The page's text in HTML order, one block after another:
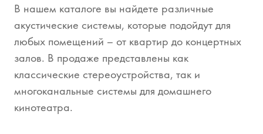
В нашем каталоге вы найдете различные
акустические системы, которые подойдут для
любых помещений – от квартир до концертных
залов. В продаже представлены как
классические стереоустройства, так и
многоканальные системы для домашнего
кинотеатра.